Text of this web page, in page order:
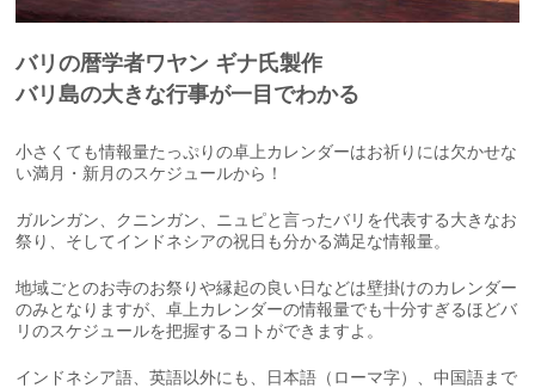
バリの暦学者ワヤン ギナ氏製作
バリ島の大きな行事が一目でわかる
小さくても情報量たっぷりの卓上カレンダーはお祈りには欠かせな
い満月・新月のスケジュールから！
ガルンガン、クニンガン、ニュピと言ったバリを代表する大きなお
祭り、そしてインドネシアの祝日も分かる満足な情報量。
地域ごとのお寺のお祭りや縁起の良い日などは壁掛けのカレンダー
のみとなりますが、卓上カレンダーの情報量でも十分すぎるほどバ
リのスケジュールを把握するコトができますよ。
インドネシア語、英語以外にも、日本語（ローマ字）、中国語まで